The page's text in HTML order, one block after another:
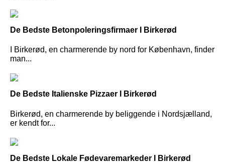
De Bedste Betonpoleringsfirmaer I Birkerød
I Birkerød, en charmerende by nord for København, finder
man...
De Bedste Italienske Pizzaer I Birkerød
Birkerød, en charmerende by beliggende i Nordsjælland,
er kendt for...
De Bedste Lokale Fødevaremarkeder I Birkerød